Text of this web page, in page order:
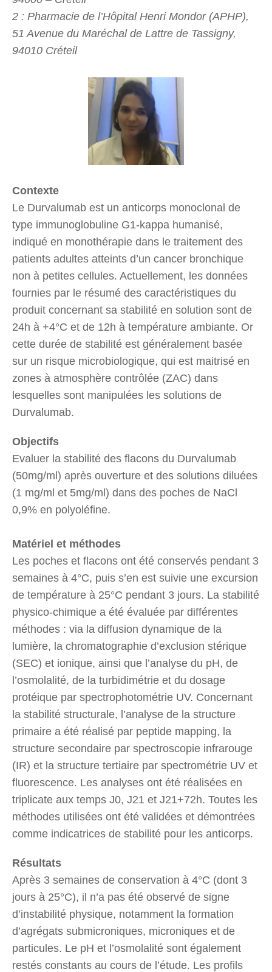
2 : Pharmacie de l’Hôpital Henri Mondor (APHP),
51 Avenue du Maréchal de Lattre de Tassigny,
94010 Créteil
Contexte
Le Durvalumab est un anticorps monoclonal de
type immunoglobuline G1-kappa humanisé,
indiqué en monothérapie dans le traitement des
patients adultes atteints d’un cancer bronchique
non à petites cellules. Actuellement, les données
fournies par le résumé des caractéristiques du
produit concernant sa stabilité en solution sont de
24h à +4°C et de 12h à température ambiante. Or
cette durée de stabilité est généralement basée
sur un risque microbiologique, qui est maitrisé en
zones à atmosphère contrôlée (ZAC) dans
lesquelles sont manipulées les solutions de
Durvalumab.
Objectifs
Evaluer la stabilité des flacons du Durvalumab
(50mg/ml) après ouverture et des solutions diluées
(1 mg/ml et 5mg/ml) dans des poches de NaCl
0,9% en polyoléfine.
Matériel et méthodes
Les poches et flacons ont été conservés pendant 3
semaines à 4°C, puis s’en est suivie une excursion
de température à 25°C pendant 3 jours. La stabilité
physico-chimique a été évaluée par différentes
méthodes : via la diffusion dynamique de la
lumière, la chromatographie d’exclusion stérique
(SEC) et ionique, ainsi que l’analyse du pH, de
l’osmolalité, de la turbidimétrie et du dosage
protéique par spectrophotométrie UV. Concernant
la stabilité structurale, l’analyse de la structure
primaire a été réalisé par peptide mapping, la
structure secondaire par spectroscopie infrarouge
(IR) et la structure tertiaire par spectrométrie UV et
fluorescence. Les analyses ont été réalisées en
triplicate aux temps J0, J21 et J21+72h. Toutes les
méthodes utilisées ont été validées et démontrées
comme indicatrices de stabilité pour les anticorps.
Résultats
Après 3 semaines de conservation à 4°C (dont 3
jours à 25°C), il n’a pas été observé de signe
d’instabilité physique, notamment la formation
d’agrégats submicroniques, microniques et de
particules. Le pH et l’osmolalité sont également
restés constants au cours de l’étude. Les profils